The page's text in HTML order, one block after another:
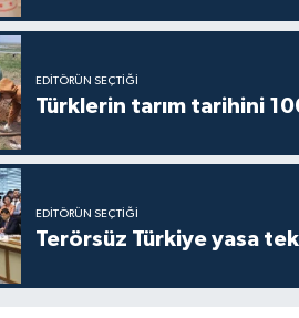
EDITÖRÜN SEÇTIĞI
Türklerin tarım tarihini
EDITÖRÜN SEÇTIĞI
Terörsüz Türkiye yasa